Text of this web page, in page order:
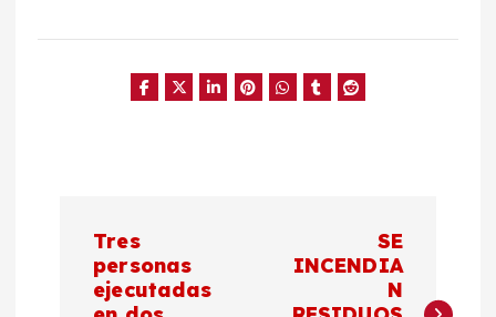
Tres
personas
ejecutadas
SE
INCENDIA
N